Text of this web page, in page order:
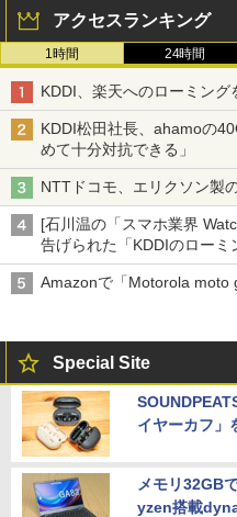
アクセスランキング
1時間 24時間
KDDI、楽天へのローミング
KDDI松田社長、ahamoの
めて十分対抗できる」
NTTドコモ、エリクソン製
[石川温の「スマホ業界
告げられた「KDDIのローミ
穴と楽天モバイルの課題
Amazonで「Motorola moto
Special Site
イヤーカフ」
メモリ32GB
yzen搭載